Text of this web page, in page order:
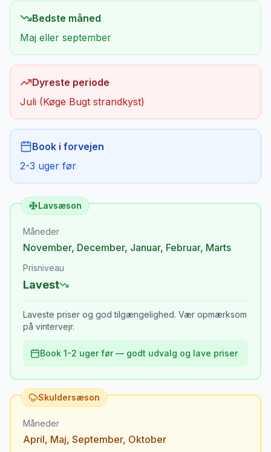
Bedste måned
Maj eller september
Dyreste periode
Juli (Køge Bugt strandkyst)
Book i forvejen
2-3 uger før
Lavsæson
Måneder
November, December, Januar, Februar, Marts
Prisniveau
Lavest
Laveste priser og god tilgængelighed. Vær opmærksom
på vintervejr.
Book 1-2 uger før — godt udvalg og lave priser
Skuldersæson
Måneder
April, Maj, September, Oktober